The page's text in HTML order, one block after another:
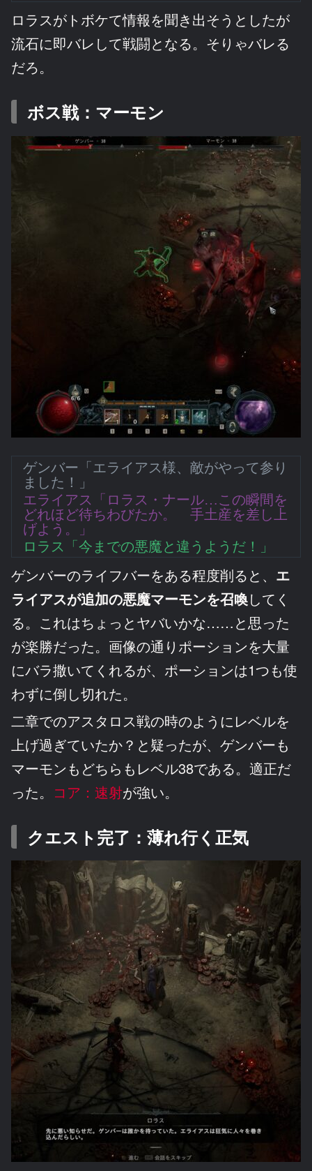
ロラスがトボケて情報を聞き出そうとしたが
流石に即バレして戦闘となる。そりゃバレる
だろ。
ボス戦：マーモン
ゲンバー「エライアス様、敵がやって参り
ました！」
エライアス「ロラス・ナール…この瞬間を
どれほど待ちわびたか。 手土産を差し上
げよう。」
ロラス「今までの悪魔と違うようだ！」
ゲンバーのライフバーをある程度削ると、 エ
ライアスが追加の悪魔マーモンを召喚してく
る。これはちょっとヤバいかな……と思った
が楽勝だった。画像の通りポーションを大量
にバラ撒いてくれるが、ポーションは1つも使
わずに倒し切れた。
二章でのアスタロス戦の時のようにレベルを
上げ過ぎていたか？と疑ったが、ゲンバーも
マーモンもどちらもレベル38である。適正だ
った。 コア：速射が強い。
クエスト完了：薄れ行く正気